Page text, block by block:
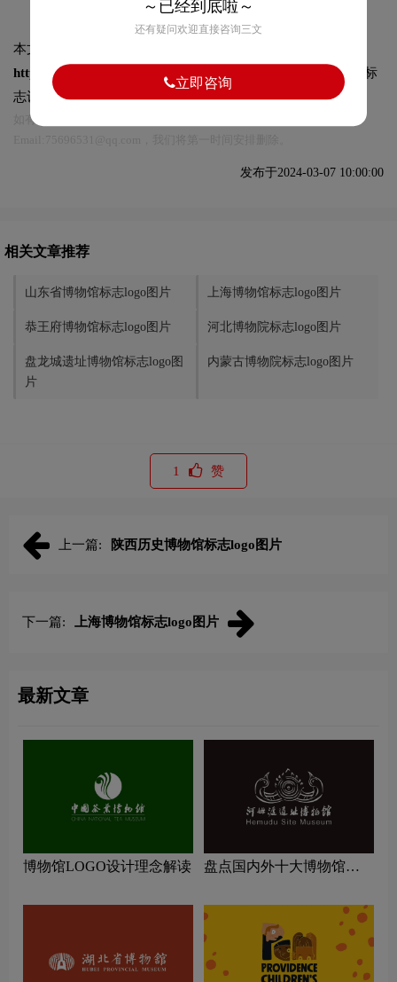
本文标题和链接
https://logo9.net/works/12410.html 转载时请注明出处为诗宸标
志设计及本链接!
如有内容侵犯您的合法权益，请及时与我们联系
发布于2024-03-07 10:00:00
相关文章推荐
山东省博物馆标志logo图片 上海博物馆标志logo图片
恭王府博物馆标志logo图片 河北博物院标志logo图片
盘龙城遗址博物馆标志logo图
片
内蒙古博物院标志logo图片
1 赞
上一篇: 陕西历史博物馆标志logo图片
下一篇: 上海博物馆标志logo图片
最新文章
博物馆LOGO设计理念解读
盘点国内外十大博物馆
～已经到底啦～
还有疑问欢迎直接咨询三文
立即咨询